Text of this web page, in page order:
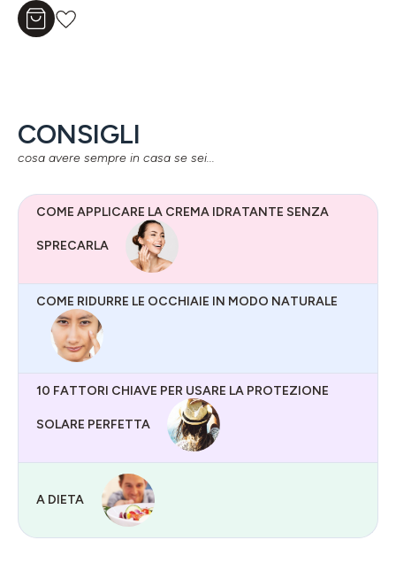
CONSIGLI
cosa avere sempre in casa se sei...
COME APPLICARE LA CREMA IDRATANTE SENZA
SPRECARLA
COME RIDURRE LE OCCHIAIE IN MODO NATURALE
10 FATTORI CHIAVE PER USARE LA PROTEZIONE
SOLARE PERFETTA
A DIETA
Aggiungi al carrello